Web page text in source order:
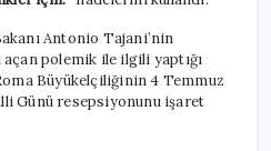
Antonio Tajani’nin
polemik ile ilgili yaptığı
Büyükelçiliğinin 4 Temmuz
Günü resepsiyonunu işaret